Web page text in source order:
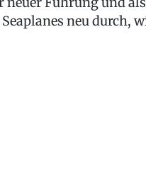
neu durch,